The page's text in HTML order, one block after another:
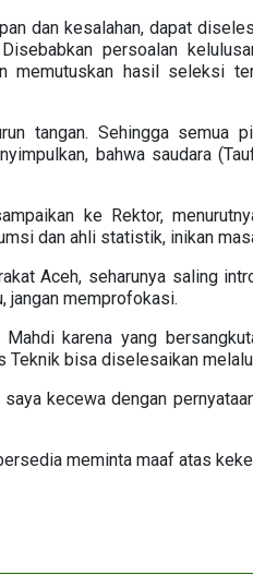
dan kesalahan, dapat
persoalan
memutuskan hasil seleksi
tangan. Sehingga semua
bahwa saudara
ke Rektor,
dan ahli statistik, inikan
Aceh, seharunya saling
jangan memprofokasi.
karena yang
Teknik bisa diselesaikan
kecewa dengan
meminta maaf atas